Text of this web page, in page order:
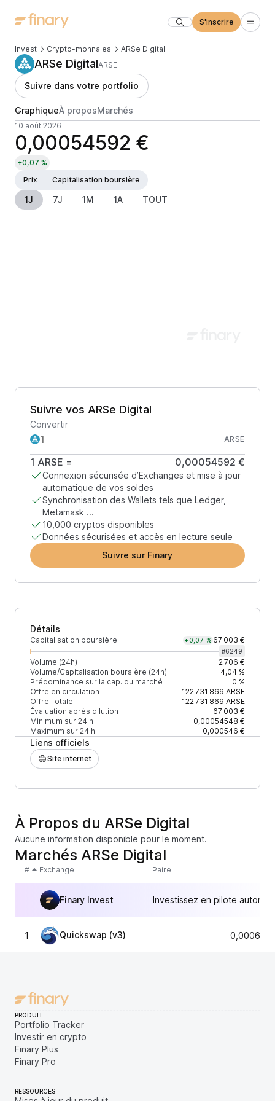
S'inscrire
Invest Crypto-monnaies ARSe Digital
ARSe DigitalARSE
Suivre dans votre portfolio
GraphiqueÀ proposMarchés
10 août 2026
0,00054592 €
+0,07 %
Prix
Capitalisation boursière
1J 7J 1M 1A TOUT
Suivre vos ARSe Digital
Convertir
ARSE
1 ARSE = 0,00054592 €
Connexion sécurisée d’Exchanges et mise à jour
automatique de vos soldes
Synchronisation des Wallets tels que Ledger,
Metamask ...
10,000 cryptos disponibles
Données sécurisées et accès en lecture seule
Suivre sur Finary
Détails
Capitalisation boursière +0,07 % 67 003 €
#6249
Volume (24h)
2 706 €
Volume/Capitalisation boursière (24h)
4,04 %
Prédominance sur la cap. du marché
0 %
Offre en circulation
122 731 869 ARSE
Offre Totale
122 731 869 ARSE
Évaluation après dilution
67 003 €
Minimum sur 24 h
0,00054548 €
Maximum sur 24 h
0,000546 €
Liens officiels
Site internet
À Propos du ARSe Digital
Aucune information disponible pour le moment.
Marchés ARSe Digital
# Exchange Paire
Finary Invest Investissez en pilote
1 Quickswap (v3)
PRODUIT
Portfolio Tracker
Investir en crypto
Finary Plus
Finary Pro
RESSOURCES